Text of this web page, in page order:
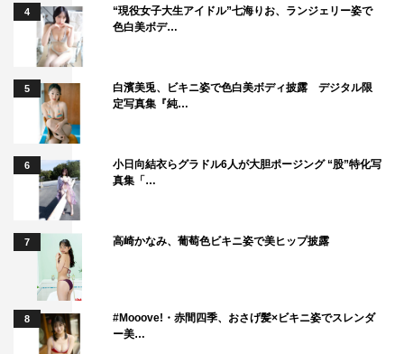
4
“現役女子大生アイドル”七海りお、ランジェリー姿で
色白美ボデ…
5
白濱美兎、ビキニ姿で色白美ボディ披露 デジタル限
定写真集『純…
6
小日向結衣らグラドル6人が大胆ポージング “股”特化写
真集「…
7 高崎かなみ、葡萄色ビキニ姿で美ヒップ披露
8
#Mooove!・赤間四季、おさげ髪×ビキニ姿でスレンダ
ー美…